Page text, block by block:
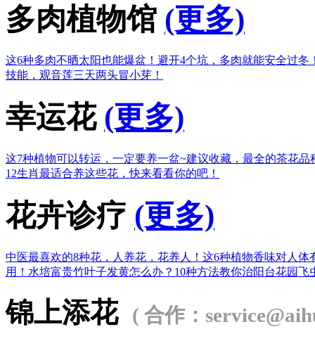
多肉植物馆 (更多)
这6种多肉不晒太阳也能爆盆！ 避开4个坑，多肉就能安全过冬
技能，观音莲三天两头冒小芽！
幸运花 (更多)
这7种植物可以转运，一定要养一盆~建议收藏，最全的茶花品
12生肖最适合养这些花，快来看看你的吧！
花卉诊疗 (更多)
中医最喜欢的8种花，人养花，花养人！ 这6种植物香味对人体
用！ 水培富贵竹叶子发黄怎么办？ 10种方法教你治阳台花园飞
锦上添花 ( 合作：